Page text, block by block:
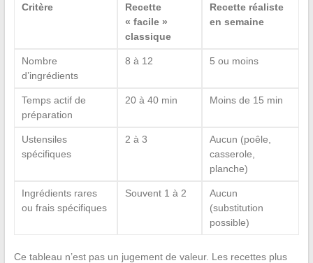
Critère
Recette
« facile »
classique
Recette réaliste
en semaine
Nombre
d’ingrédients
8 à 12 5 ou moins
Temps actif de
préparation
20 à 40 min Moins de 15 min
Ustensiles
spécifiques
2 à 3
Aucun (poêle,
casserole,
planche)
Ingrédients rares
ou frais spécifiques
Souvent 1 à 2
Aucun
(substitution
possible)
Ce tableau n’est pas un jugement de valeur. Les recettes plus